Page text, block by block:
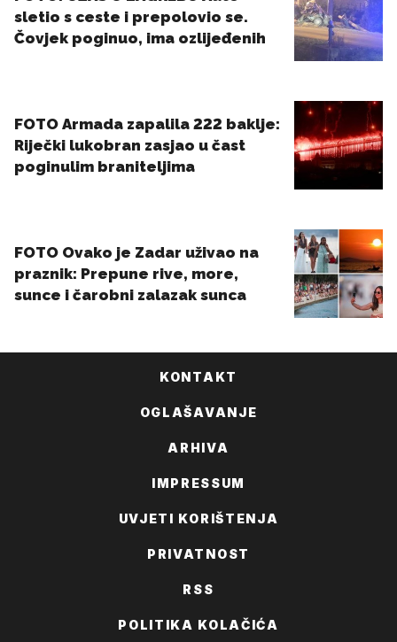
KONTAKT
OGLAŠAVANJE
ARHIVA
IMPRESSUM
UVJETI KORIŠTENJA
PRIVATNOST
RSS
POLITIKA KOLAČIĆA